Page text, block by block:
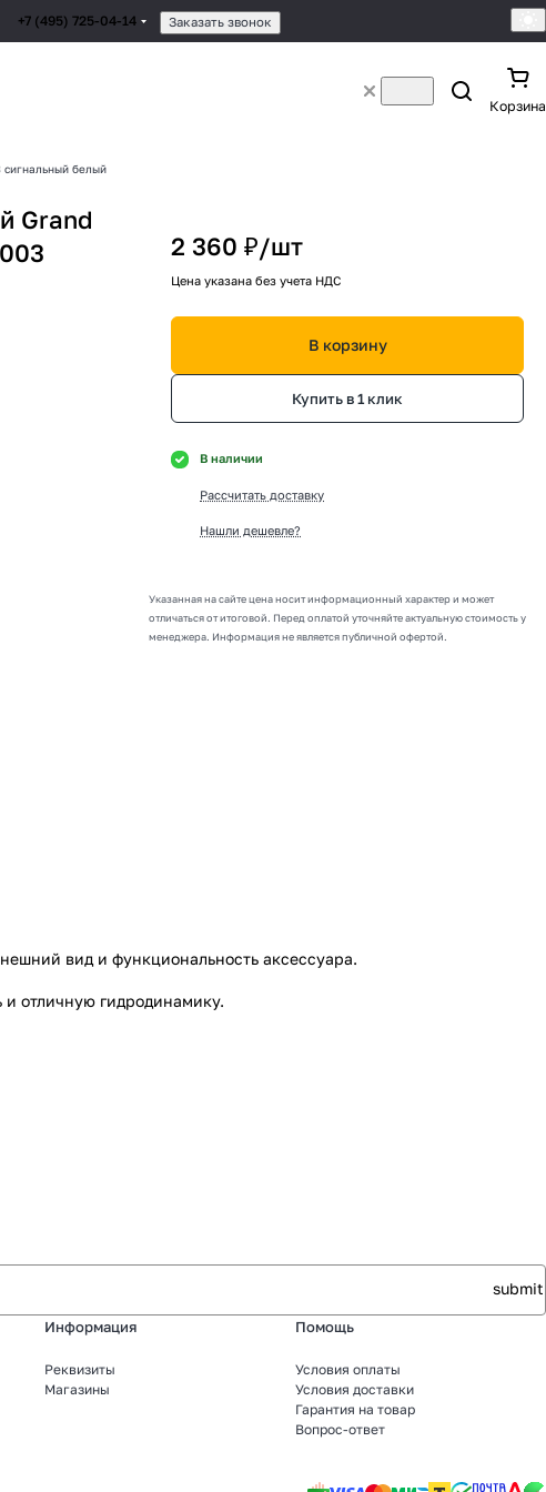
+7 (495) 725-04-14 Заказать звонок
Корзина
белый
Grand
2 360 ₽/шт
Цена указана без учета НДС
В корзину
Купить в 1 клик
В наличии
Рассчитать доставку
Нашли дешевле?
Указанная на сайте цена носит информационный характер и может
отличаться от итоговой. Перед оплатой уточняйте актуальную стоимость у
менеджера. Информация не является публичной офертой.
вид и функциональность аксессуара.
и отличную гидродинамику.
Информация
Реквизиты
Магазины
Помощь
Условия оплаты
Условия доставки
Гарантия на товар
Вопрос-ответ